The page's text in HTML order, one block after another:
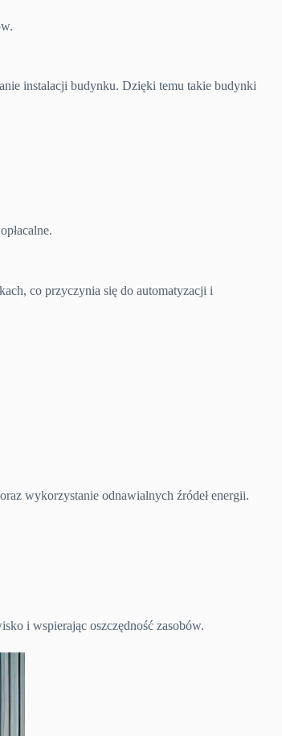
instalacji budynku. Dzięki temu takie budynki
co przyczynia się do automatyzacji i
wykorzystanie odnawialnych źródeł energii.
i wspierając oszczędność zasobów.